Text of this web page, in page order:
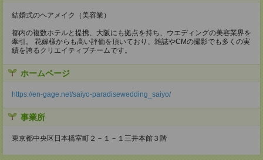
結婚式のヘアメイク（美容業）
都内の複数ホテルと提携、大阪にも拠点を持ち、ウエディングの美容業界を
牽引。 花嫁様からも高い評価を頂いており、雑誌やCMの撮影でも多くの実
績を誇るクリエイティブチームです。
ホームページ
https://en-gage.net/saiyo-paradisewedding_saiyo/
事業所
東京都中央区日本橋室町２－１－１三井本館３階